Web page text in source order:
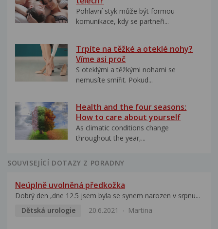
Pohlavní styk může být formou
komunikace, kdy se partneři...
Trpíte na těžké a oteklé nohy?
Víme asi proč
S oteklými a těžkými nohami se
nemusíte smířit. Pokud...
Health and the four seasons:
How to care about yourself
As climatic conditions change
throughout the year,...
SOUVISEJÍCÍ DOTAZY Z PORADNY
Neúplně uvolněná předkožka
Dobrý den ,dne 12.5 jsem byla se synem narozen v srpnu...
Dětská urologie
20.6.2021 Martina